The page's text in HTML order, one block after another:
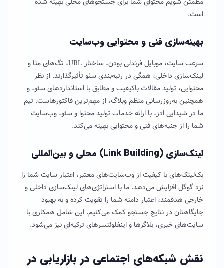
است.
بهینه‌سازی فنی و محتوایی وب‌سایت
سرعت سایت، موبایل فرندلی بودن، ساختار URL، تگ‌های متا و
لینک‌سازی داخلی، همگی در رتبه‌بندی سئو تأثیرگذارند. از نظر
محتوایی، تولید مقالات باکیفیت و مطابق با استانداردهای سئو، و
همچنین به‌روزرسانی منظم وبلاگ، از مهم‌ترین فاکتورهاست. تیم
ما در شیدایی ادز، با ارائه خدمات تولید محتوا و سئو، وب‌سایت
شما را از جنبه‌های فنی و محتوایی بهینه می‌کند.
لینک‌سازی (Link Building) محلی و بین‌المللی
بک‌لینک‌های با کیفیت از وب‌سایت‌های معتبر، اعتبار سایت شما را
نزد گوگل افزایش می‌دهد. ما با استراتژی‌های لینک‌سازی داخلی و
خارجی هدفمند، اعتبار دامنه شما را تقویت کرده و به بهبود
جایگاهتان در نتایج جستجو کمک می‌کنیم. این شامل همکاری با
سایت‌های خبری، بلاگرها و اینفلوئنسرهای ترکیه‌ای نیز می‌شود.
نقش شبکه‌های اجتماعی در بازاریابی در